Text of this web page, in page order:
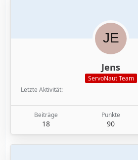
Jens
ServoNaut Team
Letzte Aktivität
Beiträge
18
Punkte
90